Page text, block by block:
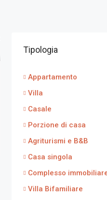
Tipologia
Appartamento
Villa
Casale
Porzione di casa
Agriturismi e B&B
Casa singola
Complesso
Villa Bifamiliare